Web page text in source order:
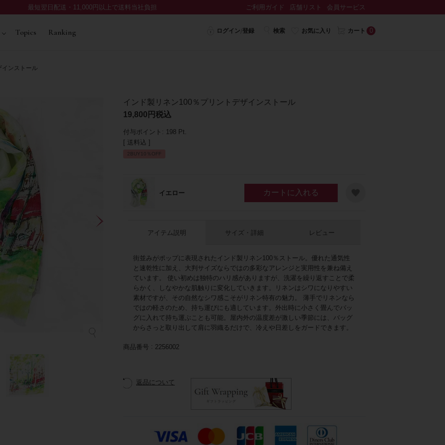
最短翌日配送・11,000円以上で送料当社負担 ご利用ガイド 店舗リスト 会員サービス
Topics Ranking ログイン/登録 検索 お気に入り カート 0
ンストール
インド製リネン100％プリントデザインストール
19,800
税込
付与ポイント: 198 Pt.
送料込
2BUY10％OFF
イエロー カートに入れる
アイテム説明
街並みがポップに表現されたインド製リネン100％ストール。優れた通気性
と速乾性に加え、大判サイズならではの多彩なアレンジと実用性を兼ね備え
ています。 使い初めは独特のハリ感がありますが、洗濯を繰り返すことで柔
らかく、しなやかな肌触りに変化していきます。リネンはシワになりやすい
素材ですが、その自然なシワ感こそがリネン特有の魅力。 薄手でリネンなら
ではの軽さのため、持ち運びにも適しています。外出時に小さく畳んでバッ
グに入れて持ち運ぶことも可能。屋内外の温度差が激しい季節には、バッグ
からさっと取り出して肩に羽織るだけで、冷えや日差しをガードできます。
サイズ・詳細 レビュー
商品番号 2256002
返品について